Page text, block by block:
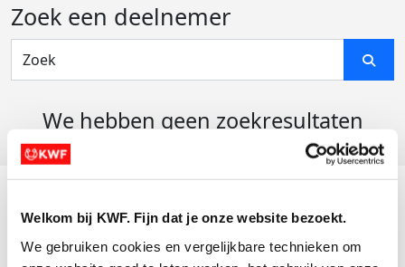
Welkom bij KWF. Fijn dat je onze website bezoekt.
We gebruiken cookies en vergelijkbare technieken om
Zoek een deelnemer
We hebben geen zoekresultaten
Actiematerialen
Evenementen